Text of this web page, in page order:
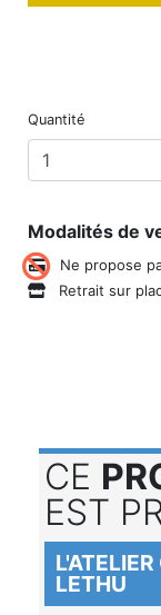
Quantité
Modalités de
Ne propose
Retrait sur
CE
EST
LETHU